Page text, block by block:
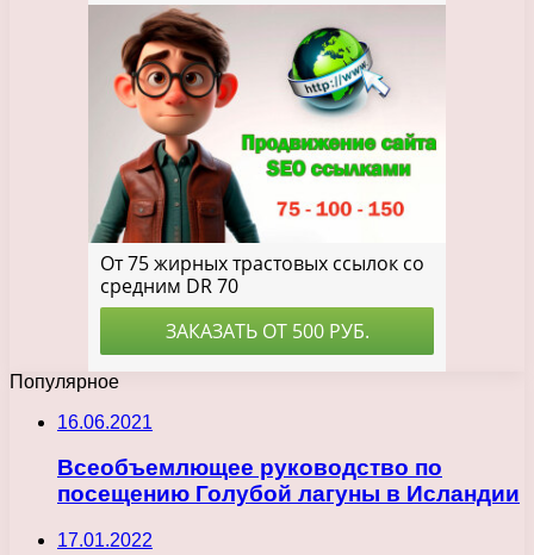
Популярное
16.06.2021
Всеобъемлющее руководство по
посещению Голубой лагуны в Исландии
17.01.2022